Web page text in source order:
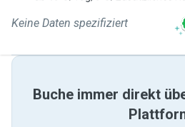
Keine Daten spezifiziert
Buche immer direkt